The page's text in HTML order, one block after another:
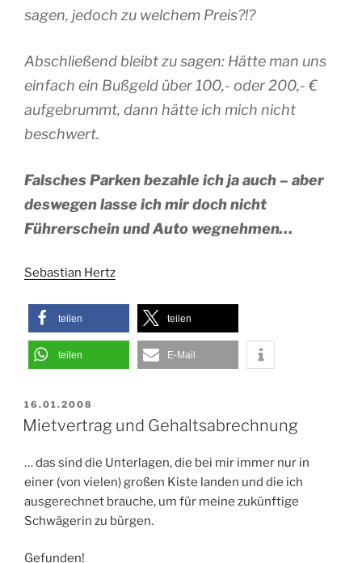
sagen, jedoch zu welchem Preis?!?
Abschließend bleibt zu sagen: Hätte man uns
einfach ein Bußgeld über 100,- oder 200,- €
aufgebrummt, dann hätte ich mich nicht
beschwert.
Falsches Parken bezahle ich ja auch – aber
deswegen lasse ich mir doch nicht
Führerschein und Auto wegnehmen…
Sebastian Hertz
teilen teilen
teilen E-Mail
VERÖFFENTLICHT
AM
16.01.2008
Mietvertrag und Gehaltsabrechnung
… das sind die Unterlagen, die bei mir immer nur in
einer (von vielen) großen Kiste landen und die ich
ausgerechnet brauche, um für meine zukünftige
Schwägerin zu bürgen.
Gefunden!